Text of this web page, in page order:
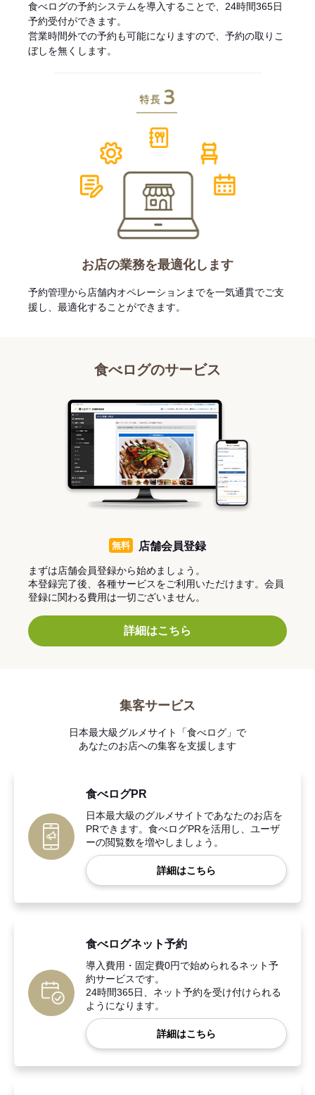
食べログの予約システムを導入することで、24時間365日
予約受付ができます。
営業時間外での予約も可能になりますので、予約の取りこ
ぼしを無くします。
お店の業務を最適化します
予約管理から店舗内オペレーションまでを一気通貫でご支
援し、最適化することができます。
食べログのサービス
無料 店舗会員登録
まずは店舗会員登録から始めましょう。
本登録完了後、各種サービスをご利用いただけます。会員
登録に関わる費用は一切ございません。
詳細はこちら
集客サービス
日本最大級グルメサイト「食べログ」で
あなたのお店への集客を支援します
食べログPR
日本最大級のグルメサイトであなたのお店を
PRできます。食べログPRを活用し、ユーザ
ーの閲覧数を増やしましょう。
詳細はこちら
食べログネット予約
導入費用・固定費0円で始められるネット予
約サービスです。
24時間365日、ネット予約を受け付けられる
ようになります。
詳細はこちら